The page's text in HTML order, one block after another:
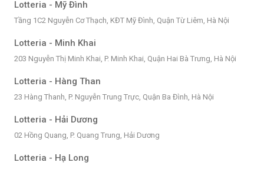
Lotteria - Mỹ Đình
Tầng 1C2 Nguyễn Cơ Thạch, KĐT Mỹ Đình, Quận Từ Liêm, Hà Nội
Lotteria - Minh Khai
203 Nguyễn Thị Minh Khai, P. Minh Khai, Quận Hai Bà Trưng, Hà Nội
Lotteria - Hàng Than
23 Hàng Thanh, P. Nguyễn Trung Trực, Quận Ba Đình, Hà Nội
Lotteria - Hải Dương
02 Hồng Quang, P. Quang Trung, Hải Dương
Lotteria - Hạ Long